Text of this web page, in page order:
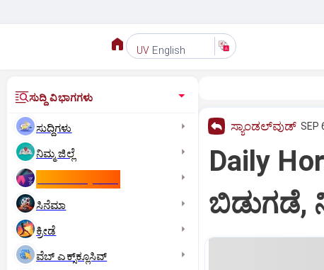
UV English
ಸುದ್ದಿ ವಿಭಾಗಗಳು
ಸುದ್ದಿಗಳು
ನಿಮ್ಮ ಜಿಲ್ಲೆ
ಸಿನೆಮಾ
ಕ್ರೀಡೆ
ವೆಬ್ ಎಕ್ಸ್‌ಕ್ಲೂಸಿವ್
ಸ್ಯಾಂಡಲ್‌ವುಡ್‌ SEP
Daily
ಬಿಡುಗಡೆ,